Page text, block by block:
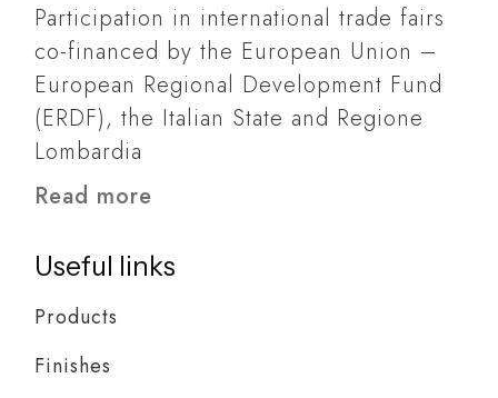
Participation in international trade fairs
co-financed by the European Union –
European Regional Development Fund
(ERDF), the Italian State and Regione
Lombardia
Read more
Useful links
Products
Finishes